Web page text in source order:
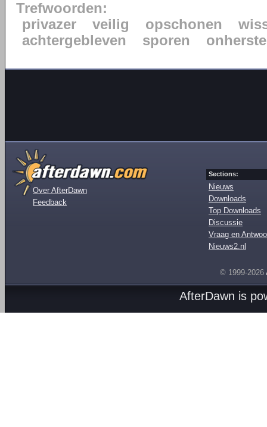
Trefwoorden:
privazer
veilig opschonen
achtergebleven
sporen
Over AfterDawn
Feedback
Sections:
Nieuws
Downloads
Top Downloads
Discussie
Vraag en
Nieuws2.nl
© 1999-2026
AfterDawn is